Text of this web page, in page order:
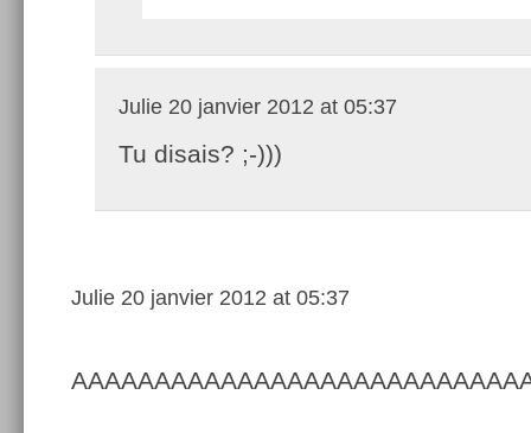
Julie 20 janvier 2012 at 05:37
Tu disais? ;-)))
Julie 20 janvier 2012 at 05:37